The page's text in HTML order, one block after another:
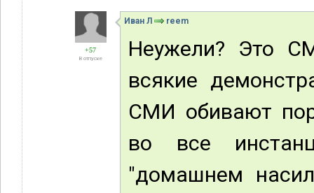
+57
В отпуске
Иван Л reem
Неужели? Это
всякие
СМИ обивают
во все
"домашнем